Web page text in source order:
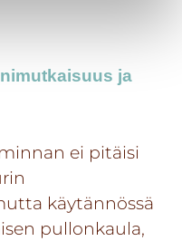
ja
ei pitäisi
käytännössä
pullonkaula,